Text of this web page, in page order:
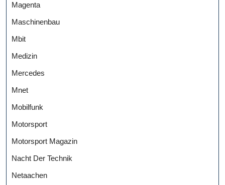
Magenta
Maschinenbau
Mbit
Medizin
Mercedes
Mnet
Mobilfunk
Motorsport
Motorsport Magazin
Nacht Der Technik
Netaachen